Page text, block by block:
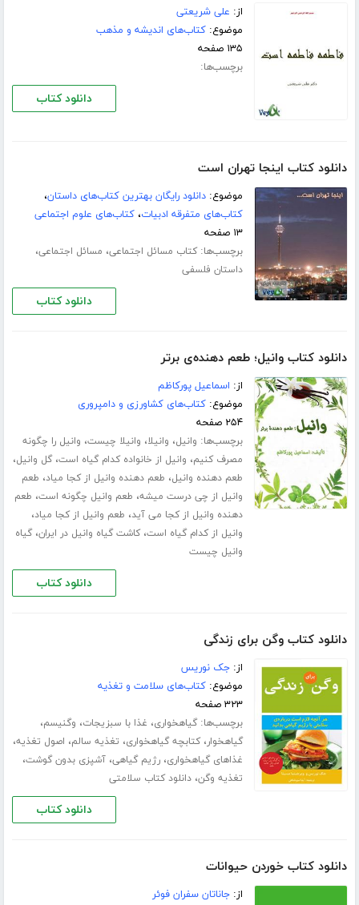
از: علی شریعتی
موضوع:کتاب‌های اندیشه و مذهب
۱۳۵ صفحه
برچسب‌ها:
دانلود کتاب
دانلود کتاب اینجا تهران است
موضوع:دانلود رایگان بهترین کتاب‌های داستان،
کتاب‌های متفرقه ادبیات،کتاب‌های علوم اجتماعی
۱۳ صفحه
برچسب‌ها:کتاب مسائل اجتماعی، مسائل اجتماعی،
داستان فلسفی
دانلود کتاب
دانلود کتاب وانیل؛ طعم دهنده‌ی برتر
از: اسماعیل پورکاظم
موضوع:کتاب‌های کشاورزی و دامپروری
۲۵۴ صفحه
برچسب‌ها: وانیل، وانیلا، وانیلا چیست، وانیل را چگونه
مصرف کنیم، وانیل از خانواده کدام گیاه است،گل وانیل،
طعم دهنده وانیل، طعم دهنده وانیل از کجا میاد، طعم
وانیل از چی درست میشه، طعم وانیل چگونه است، طعم
دهنده وانیل از کجا می آید، طعم وانیل از کجا میاد،
وانیل از کدام گیاه است،کاشت گیاه وانیل در ایران،گیاه
وانیل چیست
دانلود کتاب
دانلود کتاب وگن برای زندگی
از:جک نوریس
موضوع:کتاب‌های سلامت و تغذیه
۳۲۳ صفحه
برچسب‌ها:گیاهخواری، غذا با سبزیجات، وگنیسم،
گیاهخوار،کتابچه گیاهخواری، تغذیه سالم، اصول تغذیه،
غذاهای گیاهخواری،رژیم گیاهی،آشپزی بدون گوشت،
تغذیه وگن،دانلود کتاب سلامتی
دانلود کتاب
دانلود کتاب خوردن حیوانات
از:جاناتان سفران فوئر